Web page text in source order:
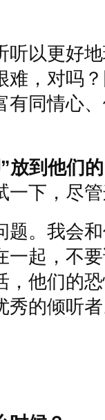
以更好
，对吗
同情心
”放到他们的
下，尽管
。我会
起，不
他们的
的倾听者